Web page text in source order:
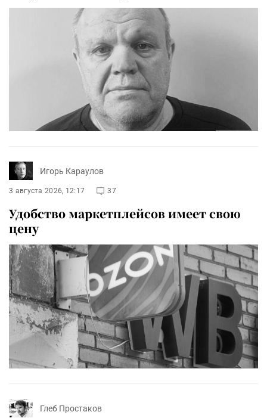
Игорь Караулов
3 августа 2026, 12:17 37
Удобство маркетплейсов имеет свою
цену
Глеб Простаков